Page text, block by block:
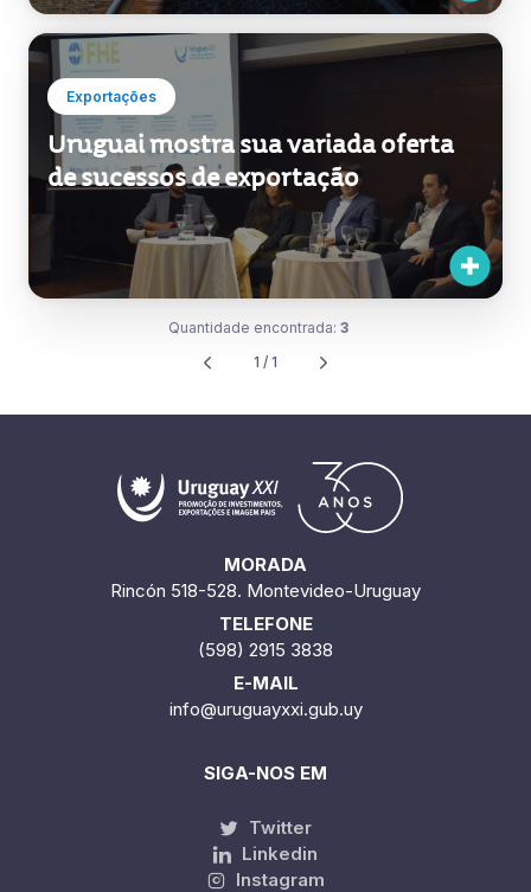
Exportações
Uruguai mostra sua variada oferta
de sucessos de exportação
Quantidade encontrada: 3
1 / 1
MORADA
Rincón 518-528. Montevideo-Uruguay
TELEFONE
(598) 2915 3838
E-MAIL
info@uruguayxxi.gub.uy
SIGA-NOS EM
Twitter
Linkedin
Instagram